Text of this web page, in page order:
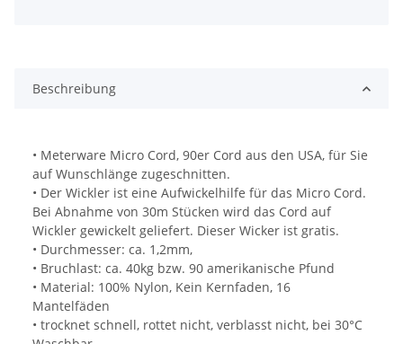
Beschreibung
• Meterware Micro Cord, 90er Cord aus den USA, für Sie
auf Wunschlänge zugeschnitten.
• Der Wickler ist eine Aufwickelhilfe für das Micro Cord.
Bei Abnahme von 30m Stücken wird das Cord auf
Wickler gewickelt geliefert. Dieser Wicker ist gratis.
• Durchmesser: ca. 1,2mm,
• Bruchlast: ca. 40kg bzw. 90 amerikanische Pfund
• Material: 100% Nylon, Kein Kernfaden, 16
Mantelfäden
• trocknet schnell, rottet nicht, verblasst nicht, bei 30°C